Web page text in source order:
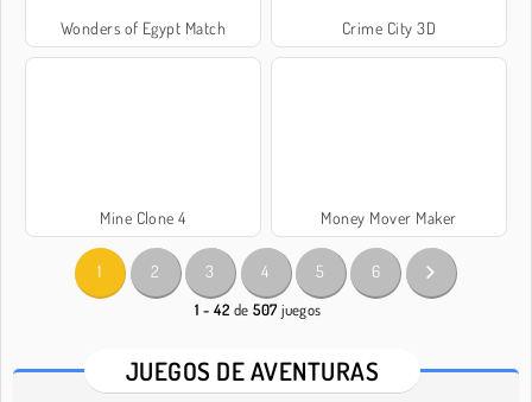
Wonders of Egypt Match Crime City 3D
Mine Clone 4 Money Mover Maker
1 2 3 4 5 6
1 - 42 de507juegos
JUEGOS DE AVENTURAS